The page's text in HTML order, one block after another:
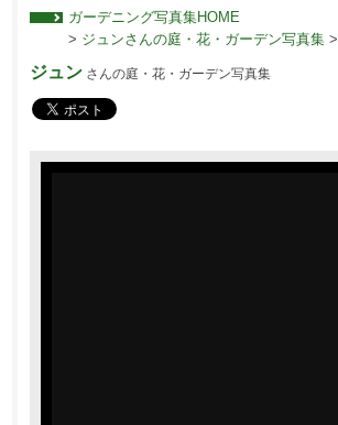
ガーデニング写真集HOME
> ジュンさんの庭・花・ガーデン写真集>
ジュンさんの庭・花・ガーデン写真集